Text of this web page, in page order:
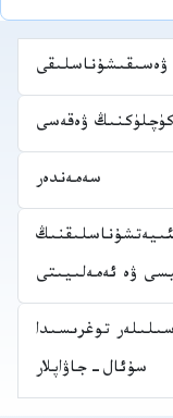
ۋەقەسى
سەمەندەر
ۋە ئەمەلىيىتى
توغرىسىدا
سۇئال-جاۋاپلار